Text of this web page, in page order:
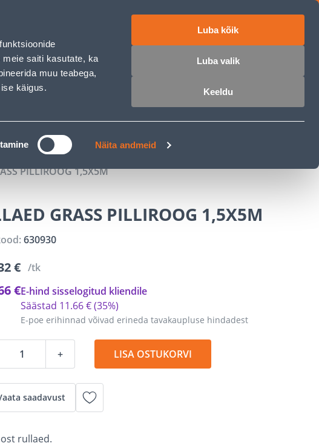
saiti kasutate, ka
muu teabega,
käigus.
Näita andmeid
Luba kõik
Luba valik
Keeldu
Logi sisse
JÄRELMAKS
PILLIROOG 1,5X5M
GRASS PILLIROOG 1,5X5M
630930
€ /tk
€
E-poe erihinnad võivad erineda tavakaupluse hindadest
Säästad 11.66 €(35%)
E-hind sisselogitud kliendile
+ LISA OSTUKORVI
saadavust
rullaed.